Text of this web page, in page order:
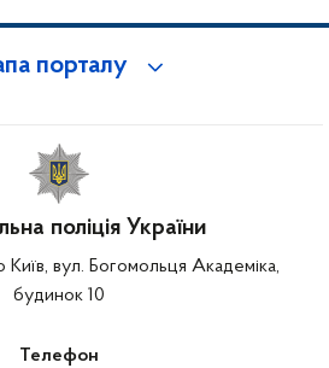
порталу
поліція України
Київ, вул. Богомольця Академіка,
будинок 10
Телефон